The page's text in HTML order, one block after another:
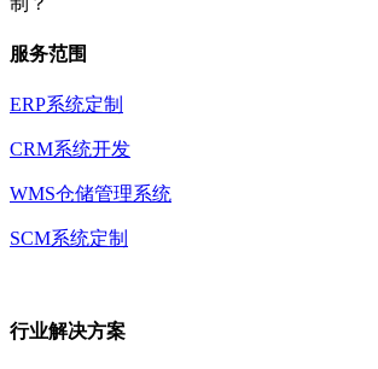
服务范围
ERP系统定制
CRM系统开发
WMS仓储管理系统
SCM系统定制
行业解决方案